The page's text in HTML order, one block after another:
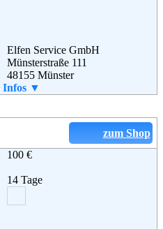
Blog
Elfen Service GmbH
Münsterstraße 111
48155 Münster
02506 300 11 200
Infos ▼
zum Shop
100 €
14 Tage